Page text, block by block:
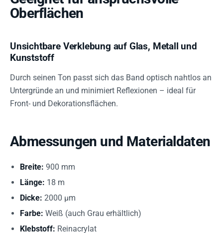
Oberflächen
Unsichtbare Verklebung auf Glas, Metall und
Kunststoff
Durch seinen Ton passt sich das Band optisch nahtlos an
Untergründe an und minimiert Reflexionen – ideal für
Front- und Dekorationsflächen.
Abmessungen und Materialdaten
Breite: 900 mm
Länge: 18 m
Dicke: 2000 µm
Farbe: Weiß (auch Grau erhältlich)
Klebstoff: Reinacrylat